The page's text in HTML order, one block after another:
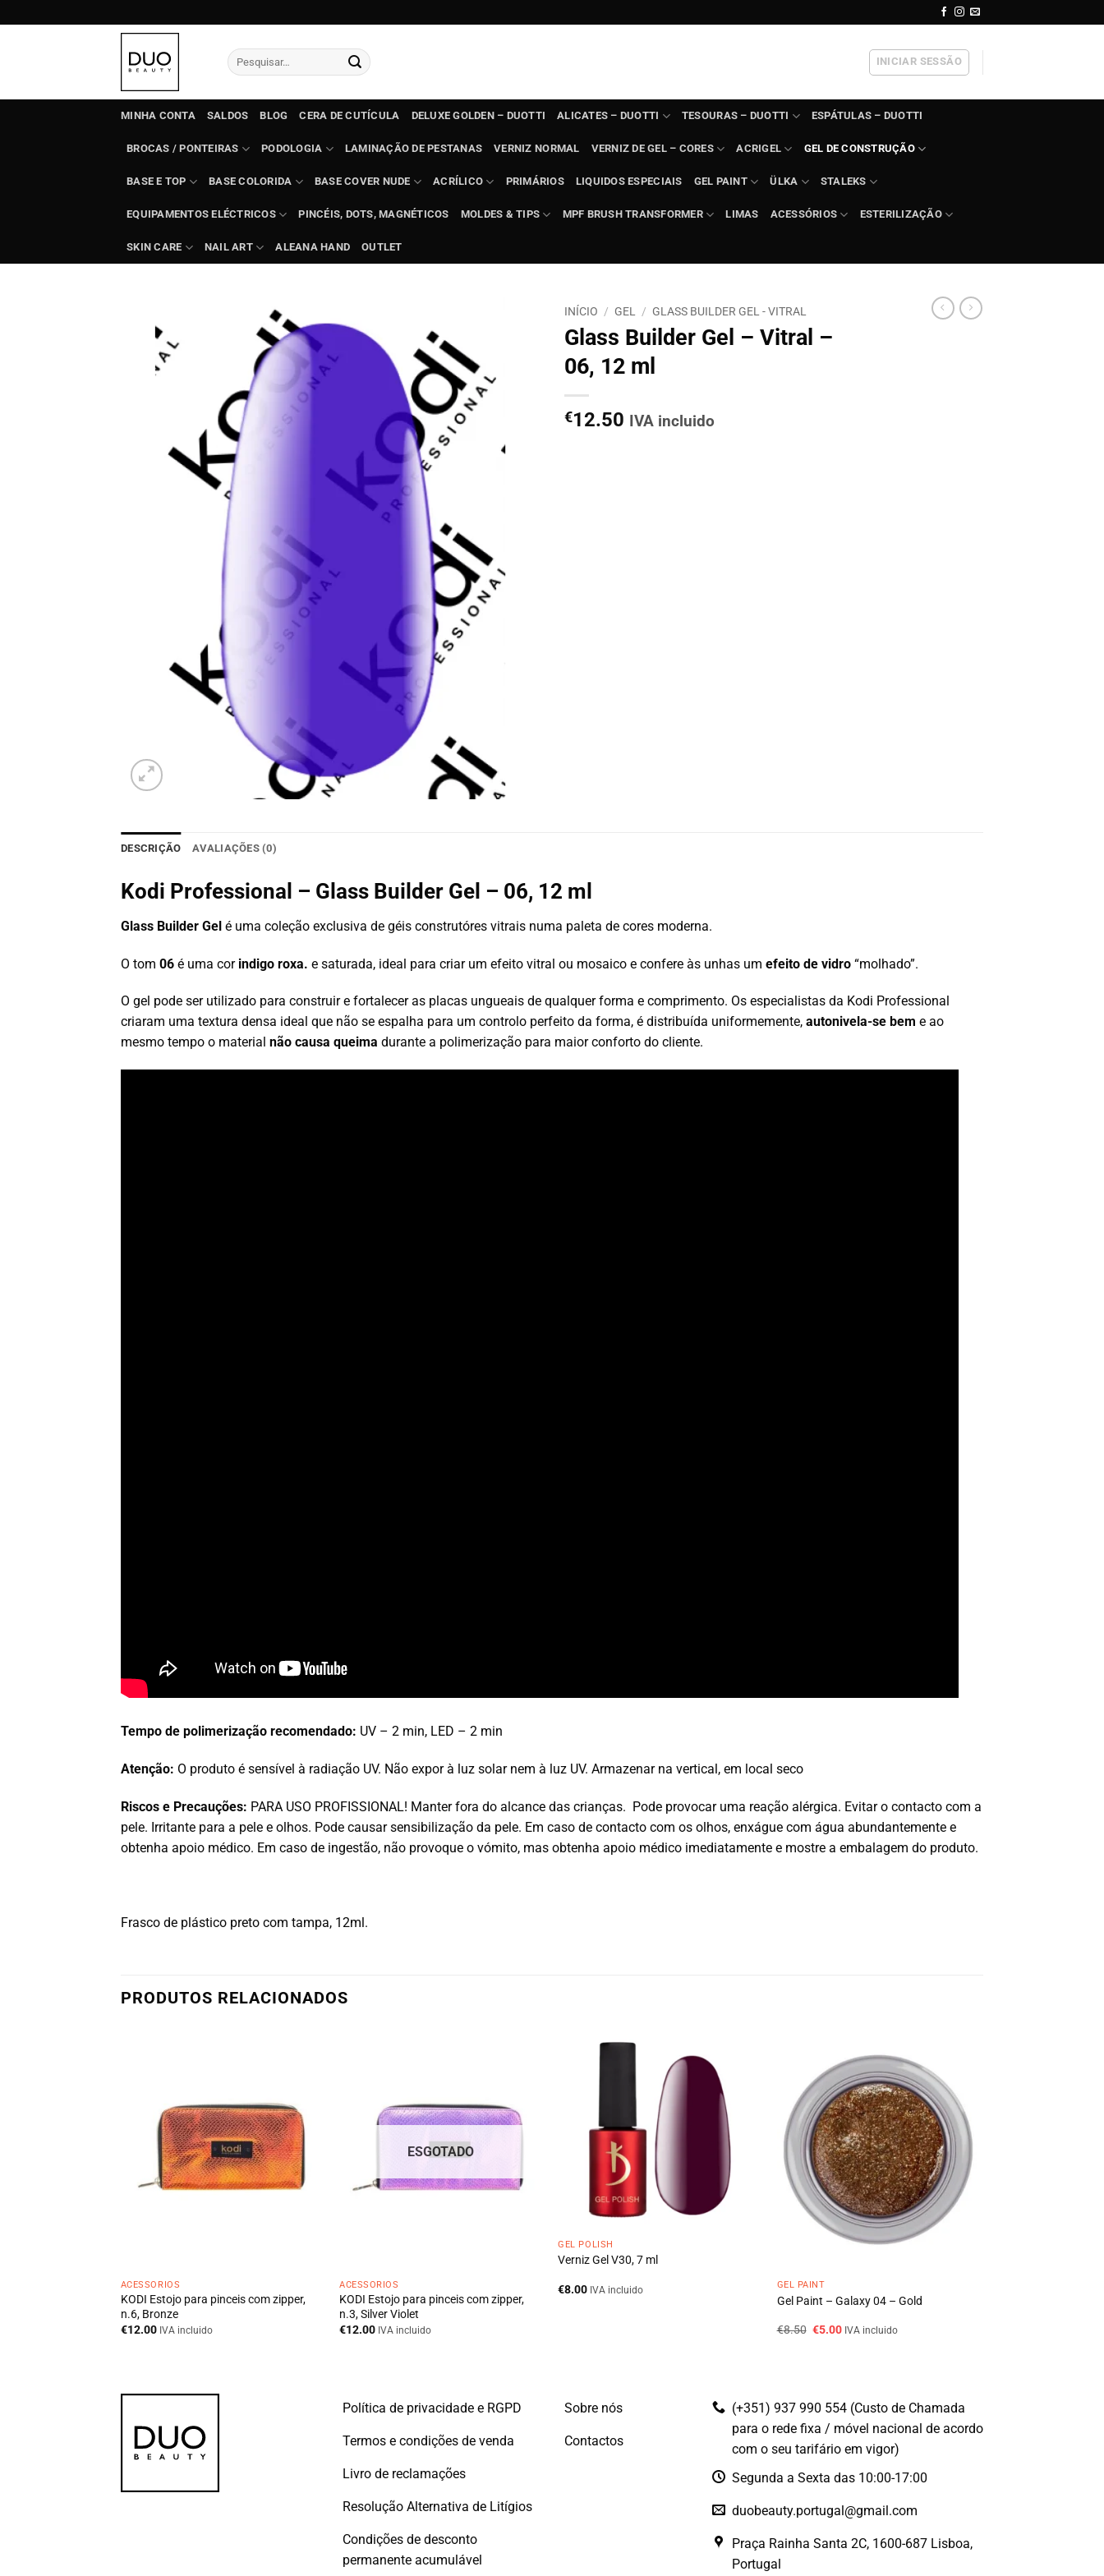
to
Pesquisar
por:
INICIAR SESSÃO
MINHA CONTA SALDOS BLOG CERA DE CUTÍCULA DELUXE GOLDEN – DUOTTI ALICATES – DUOTTI TESOURAS – DUOTTI ESPÁTULAS – DUOTTI
BROCAS / PONTEIRAS PODOLOGIA LAMINAÇÃO DE PESTANAS VERNIZ NORMAL VERNIZ DE GEL – CORES ACRIGEL GEL DE CONSTRUÇÃO
BASE E TOP BASE COLORIDA BASE COVER NUDE ACRÍLICO PRIMÁRIOS LIQUIDOS ESPECIAIS GEL PAINT ÜLKA STALEKS
EQUIPAMENTOS ELÉCTRICOS PINCÉIS, DOTS, MAGNÉTICOS MOLDES & TIPS MPF BRUSH TRANSFORMER LIMAS ACESSÓRIOS ESTERILIZAÇÃO
SKIN CARE NAIL ART ALEANA HAND OUTLET
INÍCIO / GEL / GLASS BUILDER GEL - VITRAL
Glass Builder Gel – Vitral –
06, 12 ml
€12.50 IVA incluido
DESCRIÇÃO AVALIAÇÕES (0)
Kodi Professional – Glass Builder Gel – 06, 12 ml
Glass Builder Gel é uma coleção exclusiva de géis construtóres vitrais numa paleta de cores moderna.
O tom 06 é uma corindigo roxa. e saturada, ideal para criar um efeito vitral ou mosaico e confere às unhas um efeito de vidro “molhado”.
O gel pode ser utilizado para construir e fortalecer as placas ungueais de qualquer forma e comprimento. Os especialistas da Kodi Professional
criaram uma textura densa ideal que não se espalha para um controlo perfeito da forma, é distribuída uniformemente, autonivela-se bem e ao
mesmo tempo o material não causa queima durante a polimerização para maior conforto do cliente.
Tempo de polimerização recomendado: UV – 2 min, LED – 2 min
Atenção: O produto é sensível à radiação UV. Não expor à luz solar nem à luz UV. Armazenar na vertical, em local seco
Riscos e Precauções: PARA USO PROFISSIONAL! Manter fora do alcance das crianças. Pode provocar uma reação alérgica. Evitar o contacto com a
pele. Irritante para a pele e olhos. Pode causar sensibilização da pele. Em caso de contacto com os olhos, enxágue com água abundantemente e
obtenha apoio médico. Em caso de ingestão, não provoque o vómito, mas obtenha apoio médico imediatamente e mostre a embalagem do produto.
Frasco de plástico preto com tampa, 12ml.
PRODUTOS RELACIONADOS
ACESSÓRIOS
KODI Estojo para pinceis com zipper,
n.6, Bronze
€12.00 IVA incluido
ESGOTADO
ACESSÓRIOS
KODI Estojo para pinceis com zipper,
n.3, Silver Violet
€12.00 IVA incluido
GEL POLISH
Verniz Gel V30, 7 ml
€8.00 IVA incluido GEL PAINT
Gel Paint – Galaxy 04 – Gold
€8.50 O
€5.00OIVA incluido
Política de privacidade e RGPD
Termos e condições de venda
Livro de reclamações
Resolução Alternativa de Litígios
Condições de desconto
permanente acumulável
Sobre nós
Contactos
(+351) 937 990 554 (Custo de Chamada
para o rede fixa / móvel nacional de acordo
com o seu tarifário em vigor)
Segunda a Sexta das 10:00-17:00
duobeauty.portugal@gmail.com
Praça Rainha Santa 2C, 1600-687 Lisboa,
Portugal